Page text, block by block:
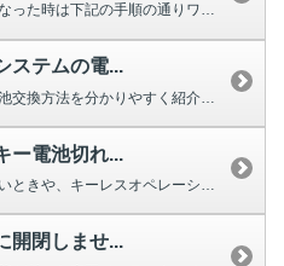
ウィンドウの拭き取り具合が悪くなった時は下記の手順の通りワイパーの交換をし...
ステムの電...
キーレスオペレーションキーの電池交換方法を分かりやすく紹介する動画をご用意...
ー電池切れ...
ドアスイッチを押しても解錠しないときや、キーレスオペレーションキーのボタン...
開閉しませ...